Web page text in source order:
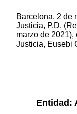
Barcelona, 2 de
Justicia, P.D.
marzo de
Justicia, Eusebi
Entidad: